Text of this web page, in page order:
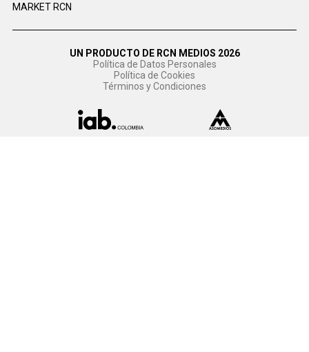
MARKET RCN
UN PRODUCTO DE RCN MEDIOS 2026
Política de Datos Personales
Política de Cookies
Términos y Condiciones